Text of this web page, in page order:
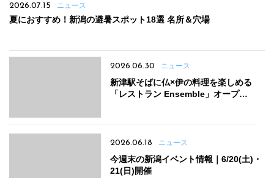
2026.07.15 ニュース
夏におすすめ！新潟の避暑スポット18選 名所＆穴場
2026.06.30 ニュース
新津駅そばに仏×伊の料理を楽しめる
「レストラン Ensemble」オープ
2026.06.18 ニュース
今週末の新潟イベント情報｜6/20(土)・
21(日)開催